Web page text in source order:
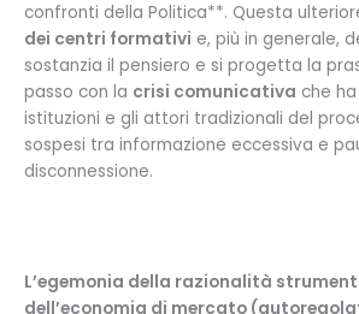
confronti della Politica**. Questa
dei centri formativi e, più in generale,
sostanzia il pensiero e si progetta la
passo con la crisi comunicativa che
istituzioni e gli attori tradizionali del
sospesi tra informazione eccessiva e
disconnessione.
L’egemonia della razionalità
dell’economia di mercato